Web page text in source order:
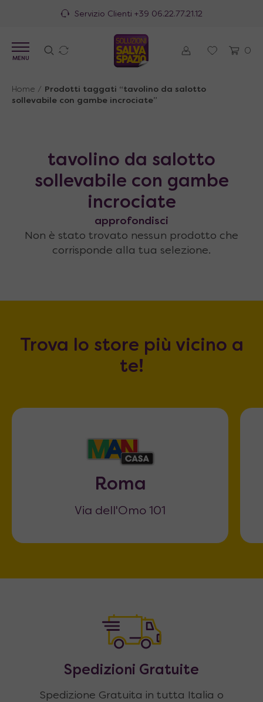
Servizio Clienti +39 06.22.77.21.12
0
MENU
Home /
Prodotti taggati “tavolino da salotto
sollevabile con gambe incrociate”
tavolino da salotto
sollevabile con gambe
incrociate
approfondisci
Non è stato trovato nessun prodotto che
corrisponde alla tua selezione.
Trova lo store più vicino a
te!
Roma
Via dell'Omo 101
Spedizioni Gratuite
Spedizione Gratuita in tutta Italia o